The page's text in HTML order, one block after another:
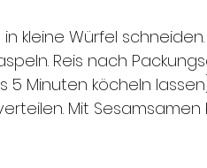
Reis nach
Minuten köcheln
Mit